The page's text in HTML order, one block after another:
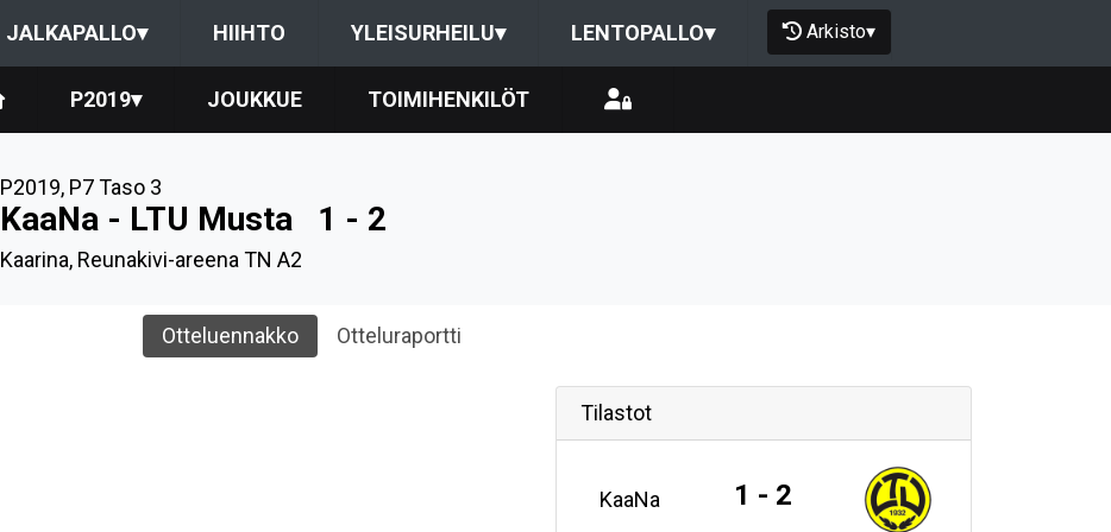
JALKAPALLO▾ HIIHTO YLEISURHEILU▾ LENTOPALLO▾ Arkisto▾
P2019▾ JOUKKUE TOIMIHENKILÖT
P2019, P7 Taso 3
KaaNa - LTU Musta 1 - 2
Kaarina, Reunakivi-areena TN A2
Otteluennakko Otteluraportti
Tilastot
KaaNa 1 - 2